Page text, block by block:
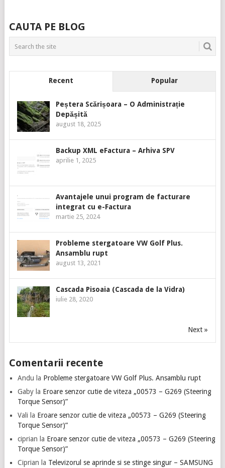
CAUTA PE BLOG
Recent Popular
Peștera Scărișoara – O Administrație
Depășită
august 18, 2025
Backup XML eFactura – Arhiva SPV
aprilie 1, 2025
Avantajele unui program de facturare
integrat cu e-Factura
martie 25, 2024
Probleme stergatoare VW Golf Plus.
Ansamblu rupt
august 13, 2021
Cascada Pisoaia (Cascada de la Vidra)
iulie 28, 2020
Next »
Comentarii recente
Andu la Probleme stergatoare VW Golf Plus. Ansamblu rupt
Gabyla Eroare senzor cutie de viteza „00573 – G269 (Steering
Torque Sensor)”
Vali la Eroare senzor cutie de viteza „00573 – G269 (Steering
Torque Sensor)”
ciprian la Eroare senzor cutie de viteza „00573 – G269 (Steering
Torque Sensor)”
Ciprian la Televizorul se aprinde si se stinge singur – SAMSUNG